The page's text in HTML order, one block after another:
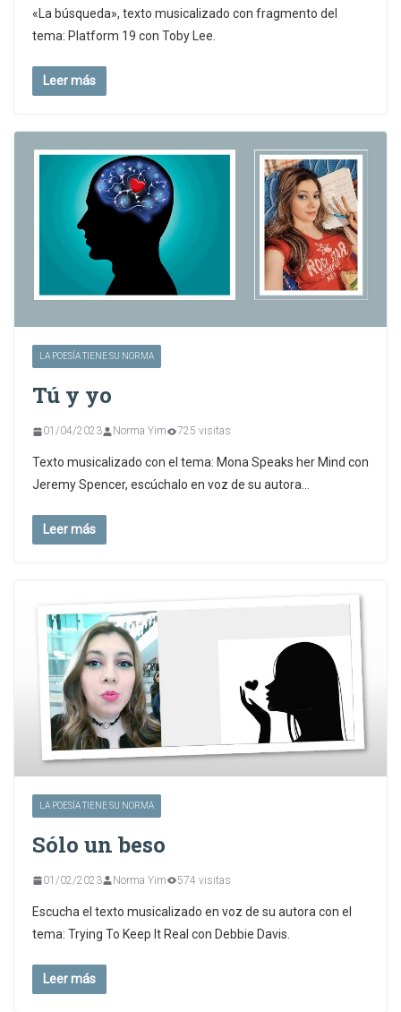
«La búsqueda», texto musicalizado con fragmento del
tema: Platform 19 con Toby Lee.
Leer más
LA POESÍA TIENE SU NORMA
Tú y yo
01/04/2023 Norma Yim 725 visitas
Texto musicalizado con el tema: Mona Speaks her Mind con
Jeremy Spencer, escúchalo en voz de su autora…
Leer más
LA POESÍA TIENE SU NORMA
Sólo un beso
01/02/2023 Norma Yim 574 visitas
Escucha el texto musicalizado en voz de su autora con el
tema: Trying To Keep It Real con Debbie Davis.
Leer más